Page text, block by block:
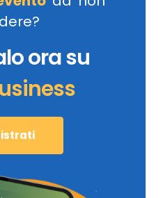
ora su